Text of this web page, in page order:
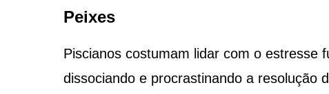
Peixes
Piscianos costumam lidar com o estresse
dissociando e procrastinando a resolução